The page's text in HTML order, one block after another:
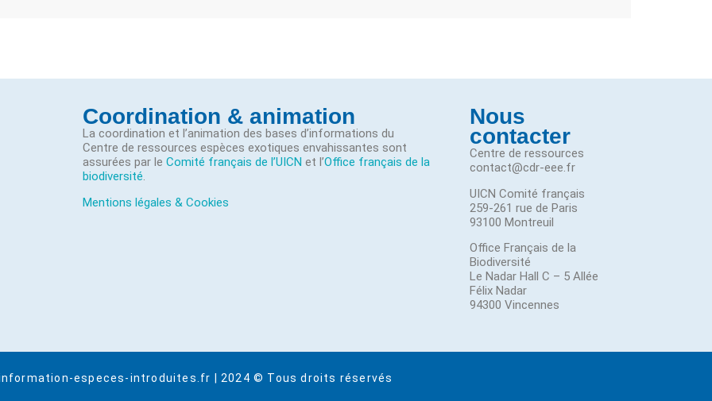
Coordination & animation
La coordination et l’animation des bases d’informations du
Centre de ressources espèces exotiques envahissantes sont
assurées par le Comité français de l’UICN et l’Office français de la
biodiversité.
Mentions légales & Cookies
Nous
contacter
Centre de ressources
contact@cdr-eee.fr
UICN Comité français
259-261 rue de Paris
93100 Montreuil
Office Français de la
Biodiversité
Le Nadar Hall C – 5 Allée
Félix Nadar
94300 Vincennes
especes-introduites.fr | 2024 © Tous droits réservés